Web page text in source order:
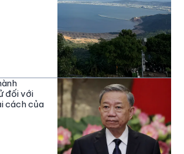
đối với
cách của